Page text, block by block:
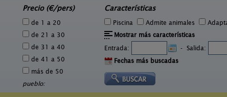
Precio (€/pers)
de 1 a 20
de 21 a 30
de 31 a 40
de 41 a 50
más de 50
pueblo:
Características
Piscina Admite animales
Mostrar más características
Entrada:
- Salida:
Fechas más buscadas